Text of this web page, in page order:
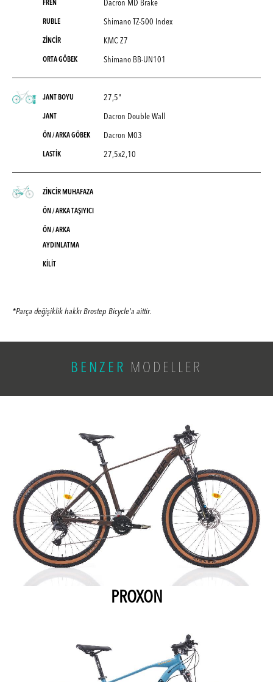
FREN Dacron MD Brake
RUBLE Shimano TZ-500 Index
ZİNCİR KMC Z7
ORTA GÖBEK Shimano BB-UN101
JANT BOYU 27,5"
JANT Dacron Double Wall
ÖN / ARKA GÖBEK Dacron M03
LASTİK 27,5x2,10
ZİNCİR MUHAFAZA
ÖN / ARKA TAŞIYICI
ÖN / ARKA
AYDINLATMA
KİLİT
*Parça değişiklik hakkı Brostep Bicycle'a aittir.
BENZER MODELLER
PROXON